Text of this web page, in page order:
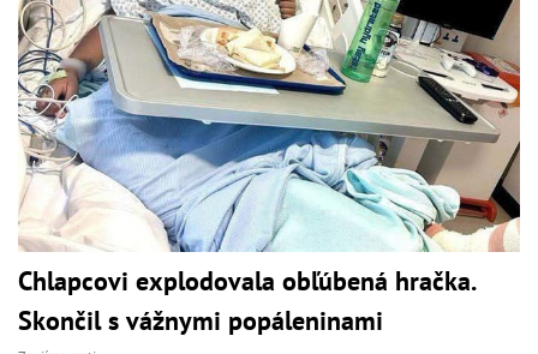
Chlapcovi explodovala obľúbená hračka.
Skončil s vážnymi popáleninami